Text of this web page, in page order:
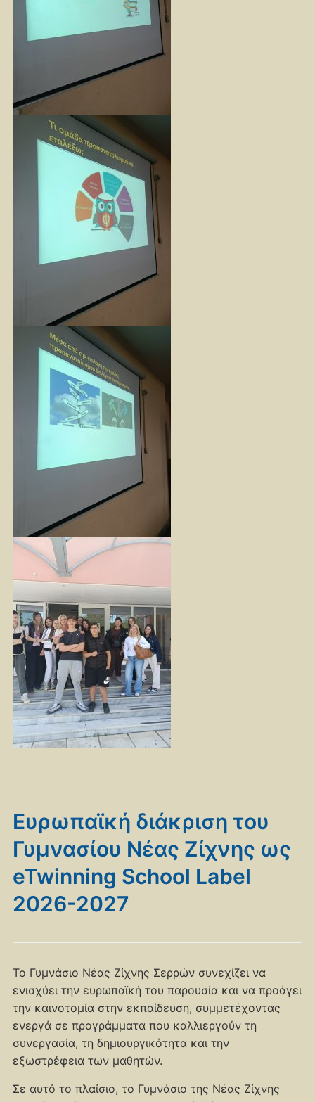
Ευρωπαϊκή διάκριση του
Γυμνασίου Νέας Ζίχνης ως
eTwinning School Label
2026-2027
Το Γυμνάσιο Νέας Ζίχνης Σερρών συνεχίζει να
ενισχύει την ευρωπαϊκή του παρουσία και να προάγει
την καινοτομία στην εκπαίδευση, συμμετέχοντας
ενεργά σε προγράμματα που καλλιεργούν τη
συνεργασία, τη δημιουργικότητα και την
εξωστρέφεια των μαθητών.
Σε αυτό το πλαίσιο, το Γυμνάσιο της Νέας Ζίχνης